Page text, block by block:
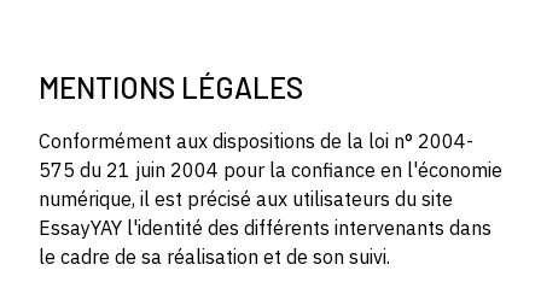
MENTIONS LÉGALES
Conformément aux dispositions de la loi n° 2004-
575 du 21 juin 2004 pour la confiance en l'économie
numérique, il est précisé aux utilisateurs du site
EssayYAY l'identité des différents intervenants dans
le cadre de sa réalisation et de son suivi.